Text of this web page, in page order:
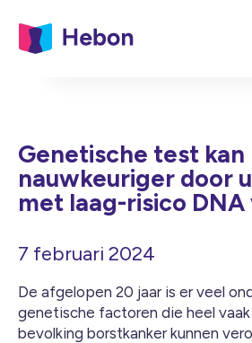
Genetische test kan
nauwkeuriger door
met laag-risico
7 februari 2024
De afgelopen 20 jaar is er veel
genetische factoren die heel
bevolking borstkanker kunnen